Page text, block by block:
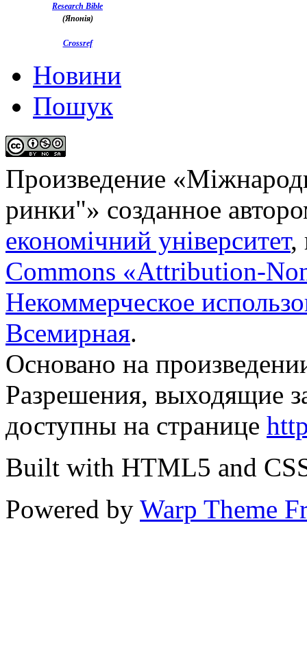
Research Bible
(Японія)
Crossref
Новини
Пошук
Произведение «
ринки"» созданное
економічний університет,
Commons «Attribution-
Некоммерческое
Всемирная.
Основано на
Разрешения, выходящие
доступны на странице
Built with HTML5 and
Powered by Warp Theme